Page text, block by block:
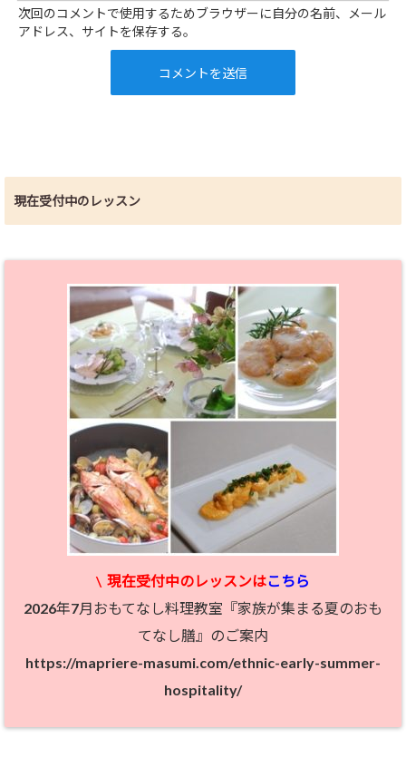
次回のコメントで使用するためブラウザーに自分の名前、メール
アドレス、サイトを保存する。
現在受付中のレッスン
\ 現在受付中のレッスンはこちら
2026年7月おもてなし料理教室『家族が集まる夏のおも
てなし膳』のご案内
https://mapriere-masumi.com/ethnic-early-summer-
hospitality/